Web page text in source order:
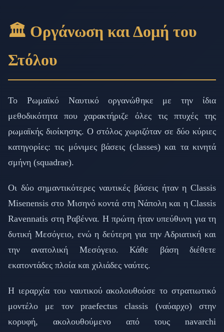
🏛️ Οργάνωση και Δομή του
Στόλου
Το Ρωμαϊκό Ναυτικό οργανώθηκε με την ίδια
μεθοδικότητα που χαρακτήριζε όλες τις πτυχές της
ρωμαϊκής διοίκησης. Ο στόλος χωριζόταν σε δύο κύριες
κατηγορίες: τις μόνιμες βάσεις (classes) και τα κινητά
σμήνη (squadrae).
Οι δύο σημαντικότερες ναυτικές βάσεις ήταν η Classis
Misenensis στο Μισηνό κοντά στη Νάπολη και η Classis
Ravennatis στη Ραβέννα. Η πρώτη ήταν υπεύθυνη για τη
δυτική Μεσόγειο, ενώ η δεύτερη για την Αδριατική και
την ανατολική Μεσόγειο. Κάθε βάση διέθετε
εκατοντάδες πλοία και χιλιάδες ναύτες.
Η ιεραρχία του ναυτικού ακολουθούσε το στρατιωτικό
μοντέλο με τον praefectus classis (ναύαρχο) στην
κορυφή, ακολουθούμενο από τους navarchi